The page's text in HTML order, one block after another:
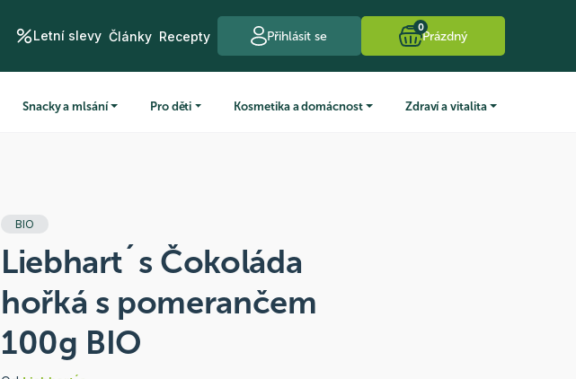
Letní slevy Články Recepty Přihlásit se
0
Prázdný
Snacky a mlsání Pro děti Kosmetika a domácnost Zdraví a vitalita
BIO
Liebhart´s Čokoláda
hořká s pomerančem
100g BIO